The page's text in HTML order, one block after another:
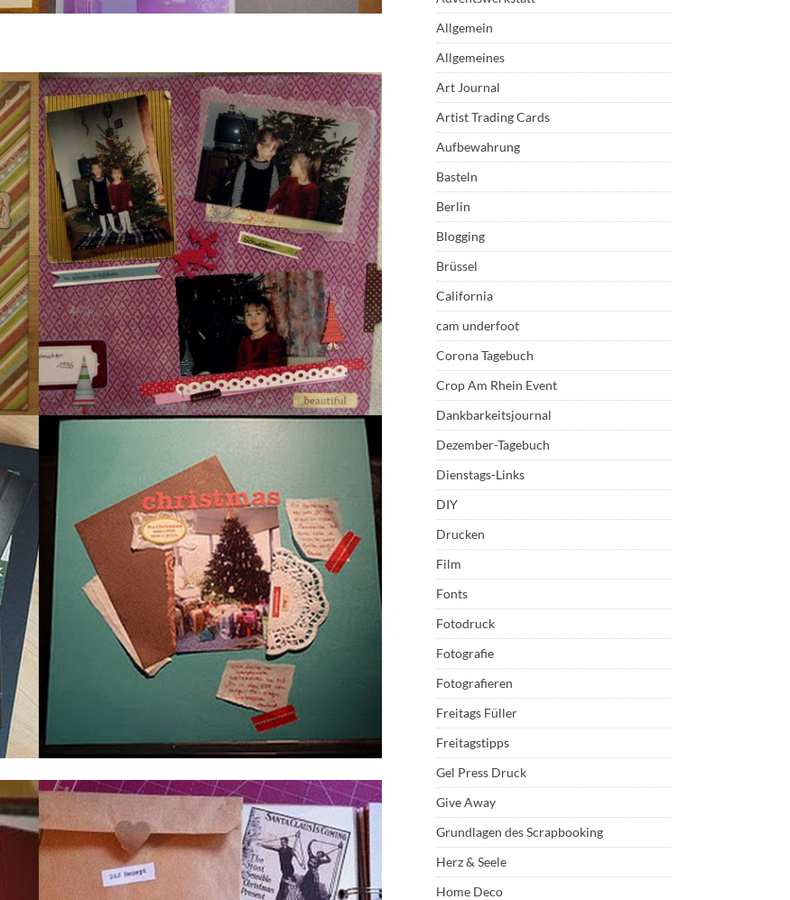
Allgemein
Allgemeines
Art Journal
Artist Trading Cards
Aufbewahrung
Basteln
Berlin
Blogging
Brüssel
California
cam underfoot
Corona Tagebuch
Crop Am Rhein Event
Dankbarkeitsjournal
Dezember-Tagebuch
Dienstags-Links
DIY
Drucken
Film
Fonts
Fotodruck
Fotografie
Fotografieren
Freitags Füller
Freitagstipps
Gel Press Druck
Give Away
Grundlagen des Scrapbooking
Herz & Seele
Home Deco